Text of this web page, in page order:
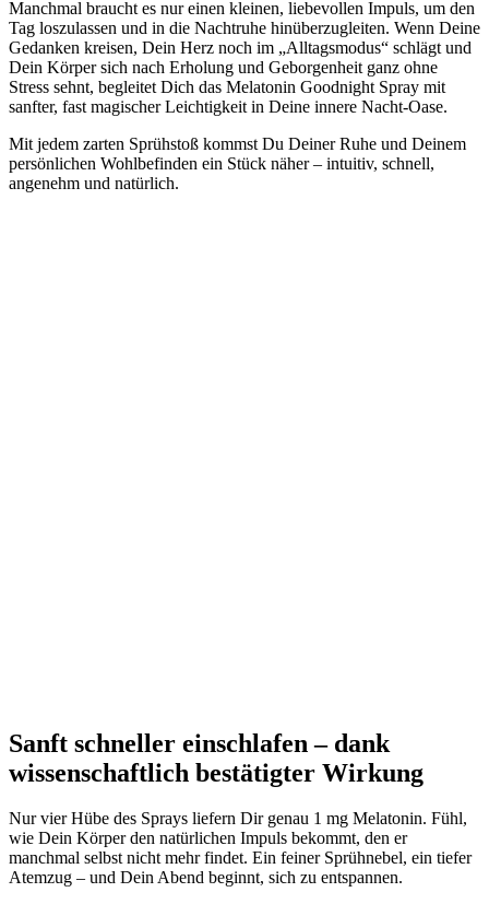
Manchmal braucht es nur einen kleinen, liebevollen Impuls, um den
Tag loszulassen und in die Nachtruhe hinüberzugleiten. Wenn Deine
Gedanken kreisen, Dein Herz noch im „Alltagsmodus“ schlägt und
Dein Körper sich nach Erholung und Geborgenheit ganz ohne
Stress sehnt, begleitet Dich das Melatonin Goodnight Spray mit
sanfter, fast magischer Leichtigkeit in Deine innere Nacht-Oase.
Mit jedem zarten Sprühstoß kommst Du Deiner Ruhe und Deinem
persönlichen Wohlbefinden ein Stück näher – intuitiv, schnell,
angenehm und natürlich.
Sanft schneller einschlafen – dank
wissenschaftlich bestätigter Wirkung
Nur vier Hübe des Sprays liefern Dir genau 1 mg Melatonin. Fühl,
wie Dein Körper den natürlichen Impuls bekommt, den er
manchmal selbst nicht mehr findet. Ein feiner Sprühnebel, ein tiefer
Atemzug – und Dein Abend beginnt, sich zu entspannen.